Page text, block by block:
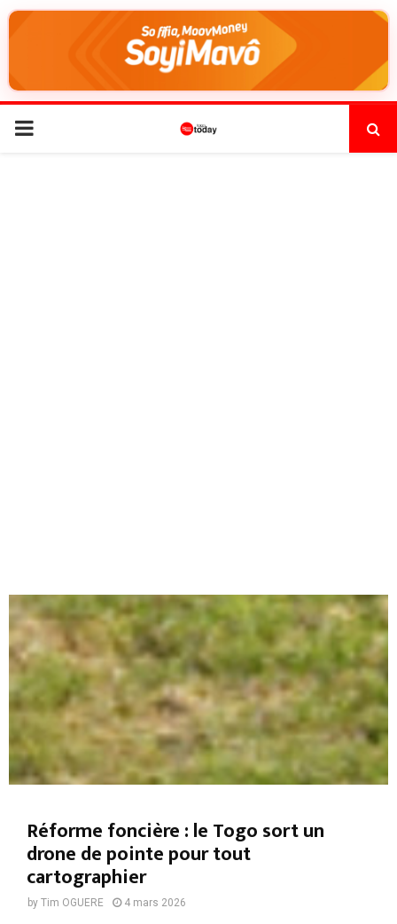
Réforme foncière : le Togo sort un
drone de pointe pour tout
cartographier
by Tim OGUERE 4 mars 2026